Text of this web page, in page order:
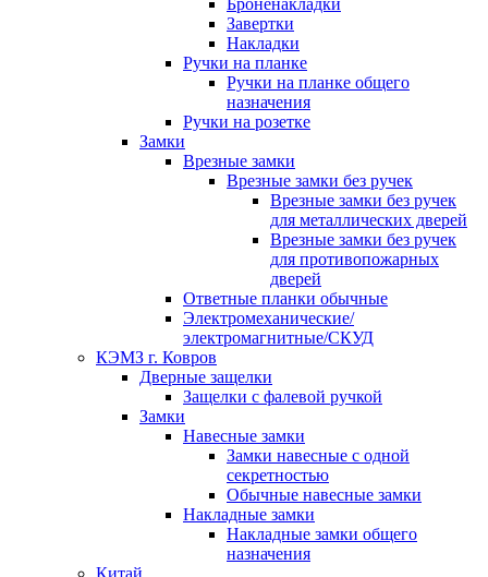
Броненакладки
Завертки
Накладки
Ручки на планке
Ручки на планке общего
назначения
Ручки на розетке
Замки
Врезные замки
Врезные замки без ручек
Врезные замки без ручек
для металлических дверей
Врезные замки без ручек
для противопожарных
дверей
Ответные планки обычные
Электромеханические/
электромагнитные/СКУД
КЭМЗ г. Ковров
Дверные защелки
Защелки с фалевой ручкой
Замки
Навесные замки
Замки навесные с одной
секретностью
Обычные навесные замки
Накладные замки
Накладные замки общего
назначения